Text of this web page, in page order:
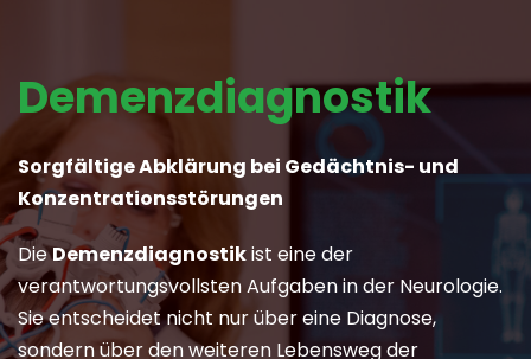
Demenzdiagnostik
Sorgfältige Abklärung bei Gedächtnis- und
Konzentrationsstörungen
DieDemenzdiagnostikist eine der
verantwortungsvollsten Aufgaben in der Neurologie.
Sie entscheidet nicht nur über eine Diagnose,
sondern über den weiteren Lebensweg der